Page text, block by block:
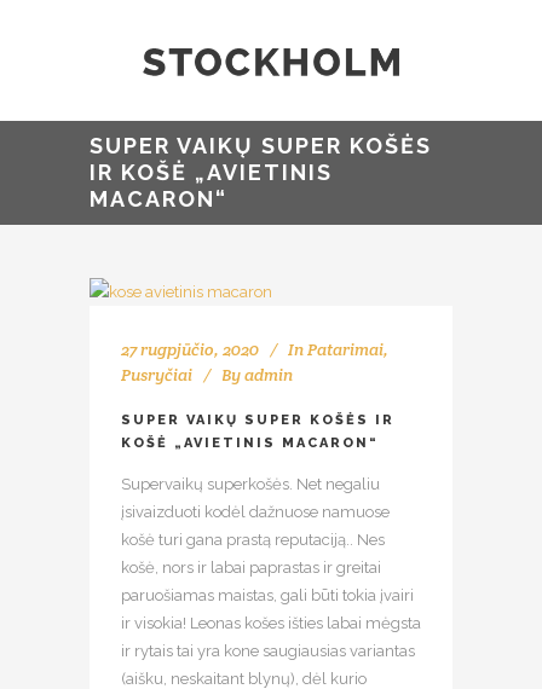
SUPER VAIKŲ SUPER KOŠĖS
IR KOŠĖ „AVIETINIS
MACARON“
27 rugpjūčio, 2020 InPatarimai,
Pusryčiai
Byadmin
SUPER VAIKŲ SUPER KOŠĖS IR
KOŠĖ „AVIETINIS MACARON“
Supervaikų superkošės. Net negaliu
įsivaizduoti kodėl dažnuose namuose
košė turi gana prastą reputaciją.. Nes
košė, nors ir labai paprastas ir greitai
paruošiamas maistas, gali būti tokia įvairi
ir visokia! Leonas košes išties labai mėgsta
ir rytais tai yra kone saugiausias variantas
(aišku, neskaitant blynų), dėl kurio